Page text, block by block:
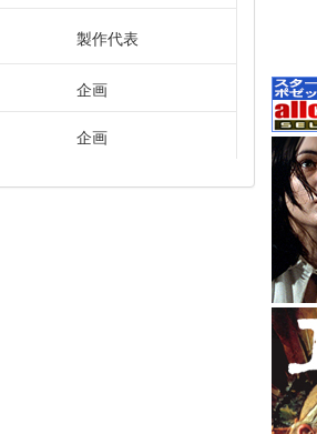
製作代表
企画
企画